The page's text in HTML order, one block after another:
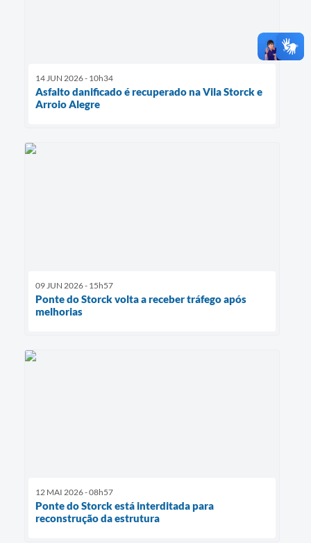
14 JUN 2026 - 10h34
Asfalto danificado é recuperado na Vila Storck e
Arroio Alegre
09 JUN 2026 - 15h57
Ponte do Storck volta a receber tráfego após
melhorias
12 MAI 2026 - 08h57
Ponte do Storck está interditada para
reconstrução da estrutura